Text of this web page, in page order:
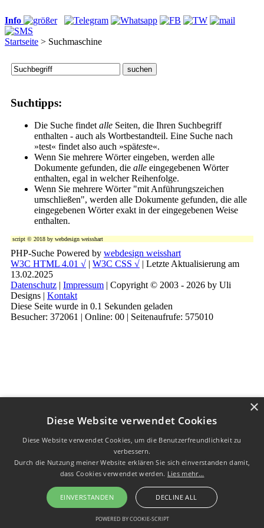
Info
Startseite > Suchmaschine
Suchtipps:
Die Suche findetalle Seiten, die Ihren Suchbegriff
enthalten - auch als Wortbestandteil. Eine Suche nach
»test« findet also auch »späteste«.
Wenn Sie mehrere Wörter eingeben, werden alle
Dokumente gefunden, die alle eingegebenen Wörter
enthalten, egal in welcher Reihenfolge.
Wenn Sie mehrere Wörter "mit Anführungszeichen
umschließen", werden alle Dokumente gefunden, die alle
eingegebenen Wörter exakt in der eingegebenen Weise
enthalten.
script © 2018 by webdesign weisshart
PHP-Suche Powered by webdesign weisshart
W3C HTML 4.01 √ | W3C CSS √ | Letzte Aktualisierung am
13.02.2025
Datenschutz | Impressum | Copyright © 2003 - 2026 by Uli
Designs | Kontakt
Diese Seite wurde in 0.1 Sekunden geladen
Besucher: 372061 | Online: 00 | Seitenaufrufe: 575010
Diese Website verwendet Cookies
Diese Website verwendet Cookies, um die Benutzerfreundlichkeit zu
verbessern.
Durch die Nutzung meiner Website erklären Sie sich einverstanden damit,
dass Cookies verwendet werden. Lies mehr...
EINVERSTANDEN DECLINE ALL
POWERED BY COOKIE-SCRIPT
×